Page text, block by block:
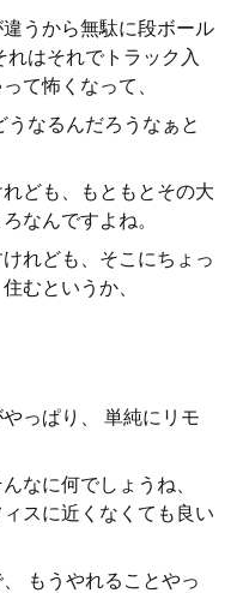
うから無駄に段ボール
はそれでトラック入
て怖くなって、
なるんだろうなぁと
ども、もともとその大
なんですよね。
れども、そこにちょっ
むというか、
っぱり、 単純にリモ
なに何でしょうね、
スに近くなくても良い
もうやれることやっ